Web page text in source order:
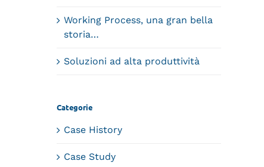
Working Process, una gran bella
storia…
Soluzioni ad alta produttività
Categorie
Case History
Case Study